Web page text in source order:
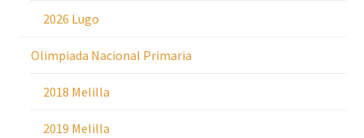
2026 Lugo
Olimpiada Nacional Primaria
2018 Melilla
2019 Melilla